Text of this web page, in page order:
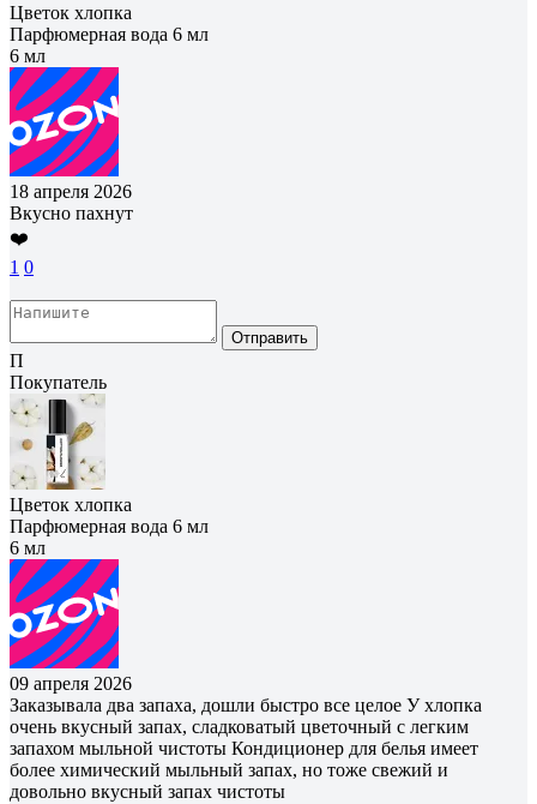
Цветок хлопка
Парфюмерная вода 6 мл
6 мл
18 апреля 2026
Вкусно пахнут
❤️
1 0
Отправить
П
Покупатель
Цветок хлопка
Парфюмерная вода 6 мл
6 мл
09 апреля 2026
Заказывала два запаха, дошли быстро все целое У хлопка
очень вкусный запах, сладковатый цветочный с легким
запахом мыльной чистоты Кондиционер для белья имеет
более химический мыльный запах, но тоже свежий и
довольно вкусный запах чистоты